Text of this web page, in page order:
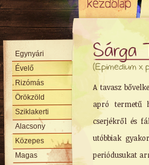
Sárga
(Epimedium x
A tavasz
apró termetű
cserjékről és
utóbbiak
periódusukat
Egynyári
Évelő
Rizómás
Örökzöld
Sziklakerti
Alacsony
Közepes
Magas